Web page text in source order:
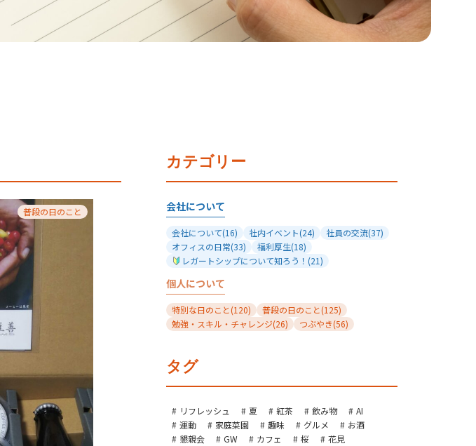
普段の日のこと
カテゴリー
会社について
会社について(16) 社内イベント(24) 社員の交流(37)
オフィスの日常(33) 福利厚生(18)
レガートシップについて知ろう！ (21)
個人について
特別な日のこと(120) 普段の日のこと(125)
勉強・スキル・チャレンジ(26) つぶやき(56)
タグ
リフレッシュ 夏 紅茶 飲み物
AI
運動
家庭菜園 趣味 グルメ
お酒
懇親会
GW カフェ 桜
花見